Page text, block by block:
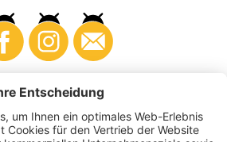
Produzenten